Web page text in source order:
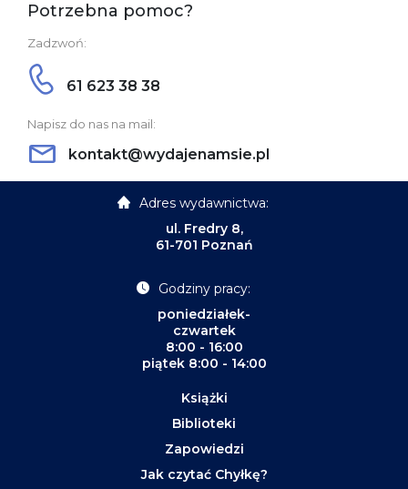
Potrzebna pomoc?
Zadzwoń:
61 623 38 38
Napisz do nas na mail:
kontakt@wydajenamsie.pl
Adres wydawnictwa:
ul. Fredry 8,
61-701 Poznań
Godziny pracy:
poniedziałek-
czwartek
8:00 - 16:00
piątek 8:00 - 14:00
Książki
Biblioteki
Zapowiedzi
Jak czytać Chyłkę?